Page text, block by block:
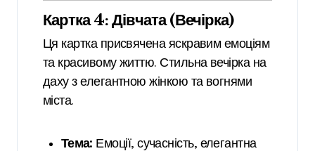
Картка 4: Дівчата (Вечірка)
Ця картка присвячена яскравим емоціям
та красивому життю. Стильна вечірка на
даху з елегантною жінкою та вогнями
міста.
Тема: Емоції, сучасність, елегантна